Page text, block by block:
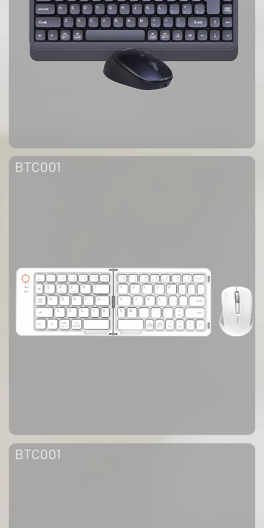
BTC001
BTC001